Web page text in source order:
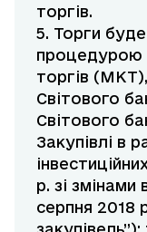
торгів.
5. Торги
процедурою
торгів
Світового
Світового
Закупівлі в
р. зі
серпня 2018